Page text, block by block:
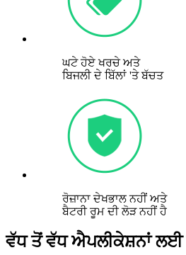
ਘਟੇ ਹੋਏ ਖਰਚੇ ਅਤੇ
ਬਿਜਲੀ ਦੇ ਬਿੱਲਾਂ 'ਤੇ ਬੱਚਤ
ਰੋਜ਼ਾਨਾ ਦੇਖਭਾਲ ਨਹੀਂ ਅਤੇ
ਬੈਟਰੀ ਰੂਮ ਦੀ ਲੋੜ ਨਹੀਂ ਹੈ
ਵੱਧ ਤੋਂ ਵੱਧ ਐਪਲੀਕੇਸ਼ਨਾਂ ਲਈ